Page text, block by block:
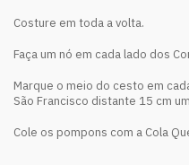
Costure em toda a volta.
Faça um nó em cada lado dos
Marque o meio do cesto em
São Francisco distante 15 cm
Cole os pompons com a Cola